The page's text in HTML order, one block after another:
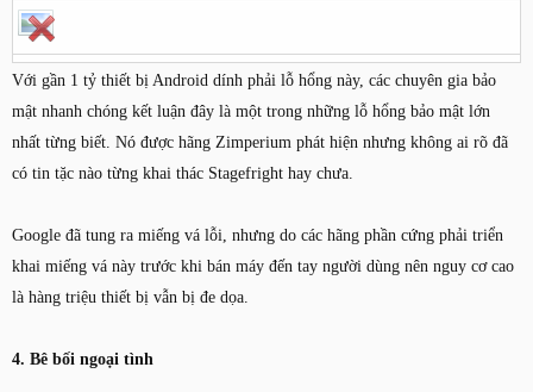
Với gần 1 tỷ thiết bị Android dính phải lỗ hổng này, các chuyên gia bảo
mật nhanh chóng kết luận đây là một trong những lỗ hổng bảo mật lớn
nhất từng biết. Nó được hãng Zimperium phát hiện nhưng không ai rõ đã
có tin tặc nào từng khai thác Stagefright hay chưa.
Google đã tung ra miếng vá lỗi, nhưng do các hãng phần cứng phải triển
khai miếng vá này trước khi bán máy đến tay người dùng nên nguy cơ cao
là hàng triệu thiết bị vẫn bị đe dọa.
4. Bê bối ngoại tình